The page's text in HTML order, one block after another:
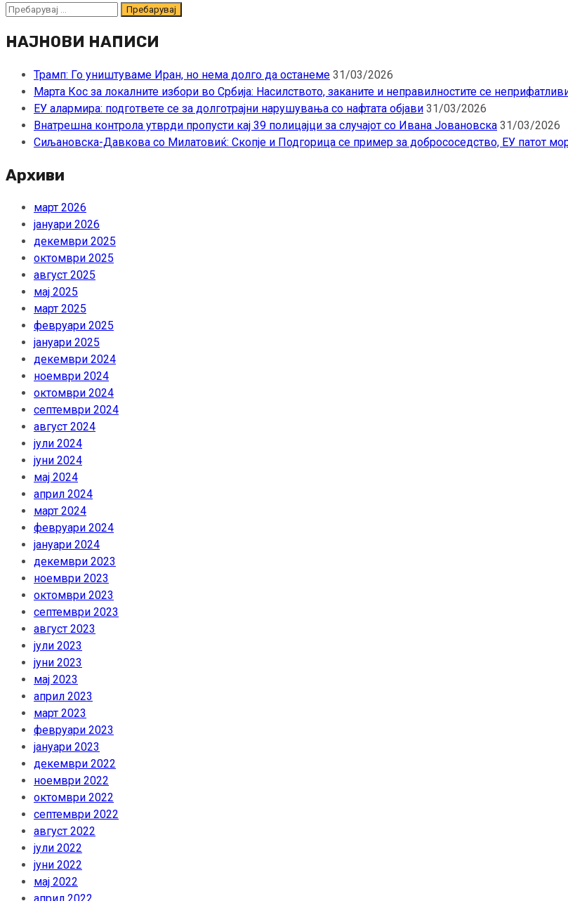
Пребарувај
НАЈНОВИ НАПИСИ
Трамп: Го уништуваме Иран, но нема долго да останеме 31/03/2026
Марта Кос за локалните избори во Србија: Насилството, заканите и неправилностите се
ЕУ алармира: подгответе се за долготрајни нарушувања со нафтата објави 31/03/2026
Внатрешна контрола утврди пропусти кај 39 полицајци за случајот со Ивана Јовановска 31/03/2026
Сиљановска-Давкова со Милатовиќ: Скопје и Подгорица се пример за добрососедство, ЕУ патот
Архиви
март 2026
јануари 2026
декември 2025
октомври 2025
август 2025
мај 2025
март 2025
февруари 2025
јануари 2025
декември 2024
ноември 2024
октомври 2024
септември 2024
август 2024
јули 2024
јуни 2024
мај 2024
април 2024
март 2024
февруари 2024
јануари 2024
декември 2023
ноември 2023
октомври 2023
септември 2023
август 2023
јули 2023
јуни 2023
мај 2023
април 2023
март 2023
февруари 2023
јануари 2023
декември 2022
ноември 2022
октомври 2022
септември 2022
август 2022
јули 2022
јуни 2022
мај 2022